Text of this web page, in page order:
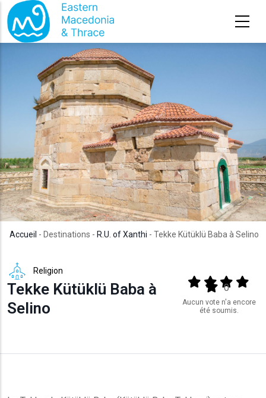
Aller au contenu principal
Accueil - Destinations - R.U. of Xanthi - Tekke Kütüklü Baba à Selino
Religion
Tekke Kütüklü Baba à
Selino
Output format
(star)(star)(star)
(star)
0
Aucun vote n'a encore
été soumis.